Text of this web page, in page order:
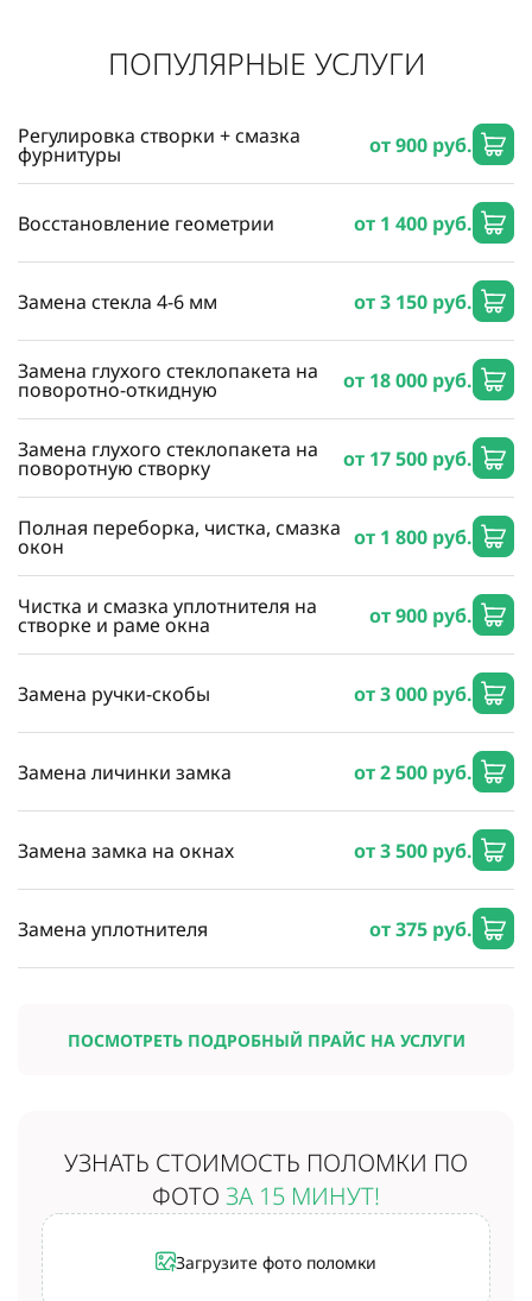
ПОПУЛЯРНЫЕ УСЛУГИ
Регулировка створки + смазка
фурнитуры от 900 руб.
Восстановление геометрии от 1 400 руб.
Замена стекла 4-6 мм от 3 150 руб.
Замена глухого стеклопакета на
поворотно-откидную от 18 000 руб.
Замена глухого стеклопакета на
поворотную створку от 17 500 руб.
Полная переборка, чистка, смазка
окон от 1 800 руб.
Чистка и смазка уплотнителя на
створке и раме окна от 900 руб.
Замена ручки-скобы от 3 000 руб.
Замена личинки замка от 2 500 руб.
Замена замка на окнах от 3 500 руб.
Замена уплотнителя от 375 руб.
ПОСМОТРЕТЬ ПОДРОБНЫЙ ПРАЙС НА УСЛУГИ
УЗНАТЬ СТОИМОСТЬ ПОЛОМКИ ПО
ФОТО ЗА 15 МИНУТ!
Загрузите фото поломки